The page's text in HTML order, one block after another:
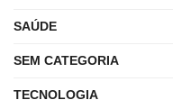
SAÚDE
SEM CATEGORIA
TECNOLOGIA